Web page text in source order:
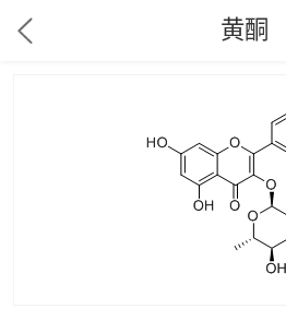
黄酮